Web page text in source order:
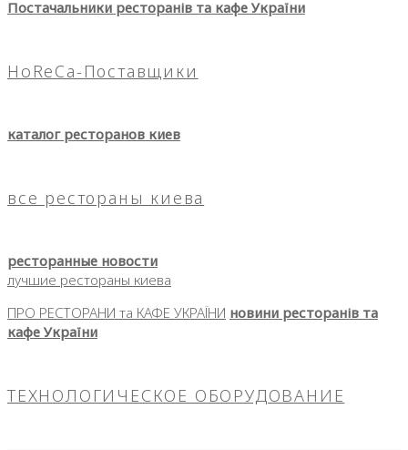
Постачальники ресторанів та кафе України
HoReCa-Поставщики
каталог ресторанов киев
все рестораны киева
ресторанные новости
лучшие рестораны киева
ПРО РЕСТОРАНИ та КАФЕ УКРАЇНИ новини ресторанів та
кафе України
ТЕХНОЛОГИЧЕСКОЕ ОБОРУДОВАНИЕ